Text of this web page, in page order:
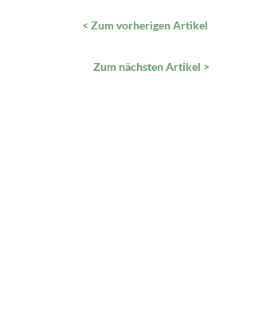
< Zum vorherigen Artikel
Zum nächsten Artikel >